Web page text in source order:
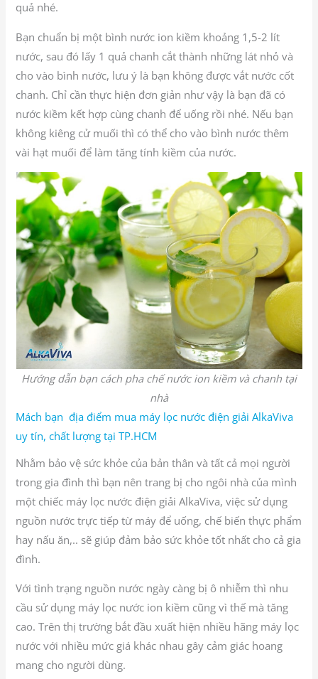
quả nhé.
Bạn chuẩn bị một bình nước ion kiềm khoảng 1,5-2 lít
nước, sau đó lấy 1 quả chanh cắt thành những lát nhỏ và
cho vào bình nước, lưu ý là bạn không được vắt nước cốt
chanh. Chỉ cần thực hiện đơn giản như vậy là bạn đã có
nước kiềm kết hợp cùng chanh để uống rồi nhé. Nếu bạn
không kiêng cử muối thì có thể cho vào bình nước thêm
vài hạt muối để làm tăng tính kiềm của nước.
Hướng dẫn bạn cách pha chế nước ion kiềm và chanh tại
nhà
Mách bạn địa điểm mua máy lọc nước điện giải AlkaViva
uy tín, chất lượng tại TP.HCM
Nhằm bảo vệ sức khỏe của bản thân và tất cả mọi người
trong gia đình thì bạn nên trang bị cho ngôi nhà của mình
một chiếc máy lọc nước điện giải AlkaViva, việc sử dụng
nguồn nước trực tiếp từ máy để uống, chế biến thực phẩm
hay nấu ăn,.. sẽ giúp đảm bảo sức khỏe tốt nhất cho cả gia
đình.
Với tình trạng nguồn nước ngày càng bị ô nhiễm thì nhu
cầu sử dụng máy lọc nước ion kiềm cũng vì thế mà tăng
cao. Trên thị trường bắt đầu xuất hiện nhiều hãng máy lọc
nước với nhiều mức giá khác nhau gây cảm giác hoang
mang cho người dùng.